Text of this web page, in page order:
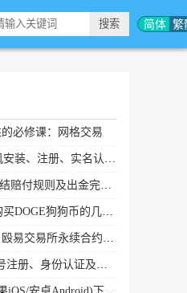
简体 繁
必修课：网格交易
实名认证、买币转账新手实操教程
付规则及出金完整流程
狗狗币的几个方式汇总
合约操作步骤教程(APP/Web端)
身份认证及安全设置教程